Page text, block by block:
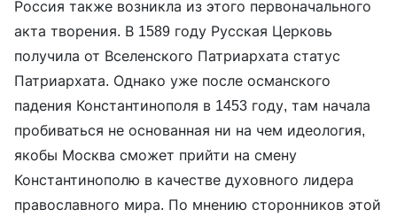
Россия также возникла из этого первоначального
акта творения. В 1589 году Русская Церковь
получила от Вселенского Патриархата статус
Патриархата. Однако уже после османского
падения Константинополя в 1453 году, там начала
пробиваться не основанная ни на чем идеология,
якобы Москва сможет прийти на смену
Константинополю в качестве духовного лидера
православного мира. По мнению сторонников этой